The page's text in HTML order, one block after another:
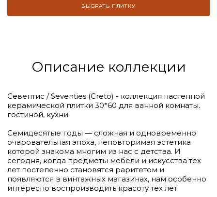
ВЫБРАТЬ ПЛИТКУ
Описание коллекции
Севентис / Seventies (Creto) - коллекция настенной
керамической плитки 30*60 для ванной комнаты.
гостиной, кухни.
Семидесятые годы — сложная и одновременно
очаровательная эпоха, неповторимая эстетика
которой знакома многим из нас с детства. И
сегодня, когда предметы мебели и искусства тех
лет постепенно становятся раритетом и
появляются в винтажных магазинах, нам особенно
интересно воспроизводить красоту тех лет.